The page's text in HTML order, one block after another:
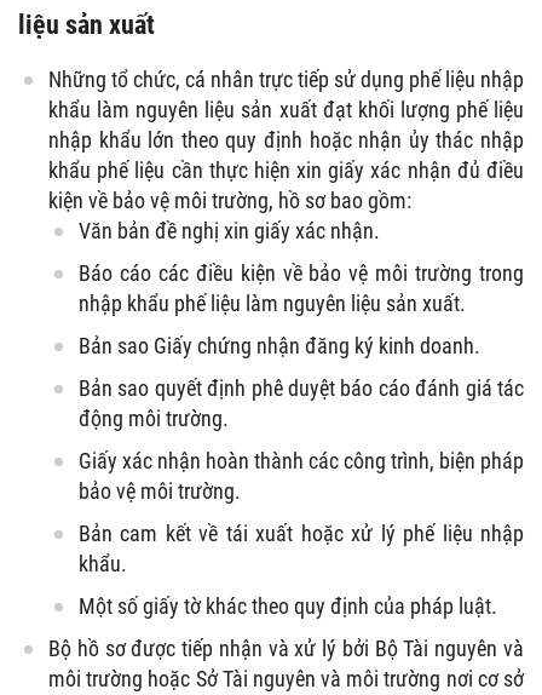
liệu sản xuất
Những tổ chức, cá nhân trực tiếp sử dụng phế liệu nhập
khẩu làm nguyên liệu sản xuất đạt khối lượng phế liệu
nhập khẩu lớn theo quy định hoặc nhận ủy thác nhập
khẩu phế liệu cần thực hiện xin giấy xác nhận đủ điều
kiện về bảo vệ môi trường, hồ sơ bao gồm:
Văn bản đề nghị xin giấy xác nhận.
Báo cáo các điều kiện về bảo vệ môi trường trong
nhập khẩu phế liệu làm nguyên liệu sản xuất.
Bản sao Giấy chứng nhận đăng ký kinh doanh.
Bản sao quyết định phê duyệt báo cáo đánh giá tác
động môi trường.
Giấy xác nhận hoàn thành các công trình, biện pháp
bảo vệ môi trường.
Bản cam kết về tái xuất hoặc xử lý phế liệu nhập
khẩu.
Một số giấy tờ khác theo quy định của pháp luật.
Bộ hồ sơ được tiếp nhận và xử lý bởi Bộ Tài nguyên và
môi trường hoặc Sở Tài nguyên và môi trường nơi cơ sở